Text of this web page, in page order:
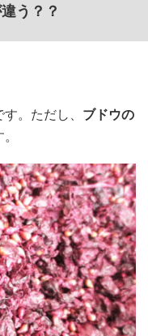
う？？
。ただし、 ブドウの